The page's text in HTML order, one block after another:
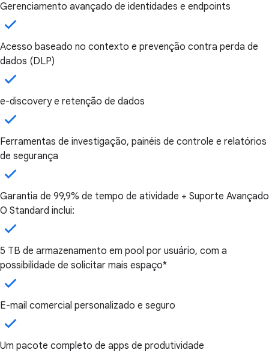
Gerenciamento avançado de identidades e endpoints
Acesso baseado no contexto e prevenção contra perda de
dados (DLP)
e-discovery e retenção de dados
Ferramentas de investigação, painéis de controle e relatórios
de segurança
Garantia de 99,9% de tempo de atividade + Suporte Avançado
O Standard inclui:
5 TB de armazenamento em pool por usuário, com a
possibilidade de solicitar mais espaço*
E-mail comercial personalizado e seguro
Um pacote completo de apps de produtividade